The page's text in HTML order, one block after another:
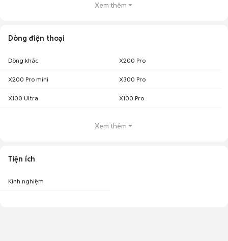
Xem thêm
Dòng điện thoại
Dòng khác X200 Pro
X200 Pro mini X300 Pro
X100 Ultra X100 Pro
Xem thêm
Tiện ích
Kinh nghiệm